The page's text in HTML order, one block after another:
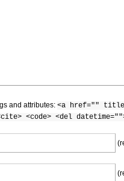
and attributes: <a href=""
<code> <del